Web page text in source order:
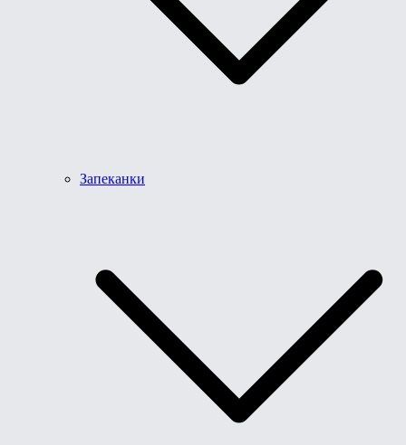
Запеканки